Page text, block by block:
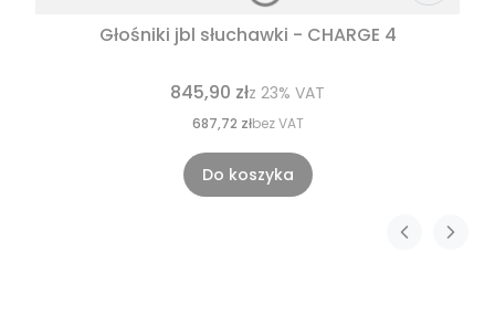
Głośniki jbl słuchawki - CHARGE 4
845,90 złz 23% VAT
687,72 złbez VAT
Do koszyka